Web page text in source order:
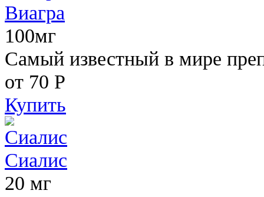
Виагра
100мг
Самый известный в мире
от 70 Р
Купить
Сиалис
20 мг